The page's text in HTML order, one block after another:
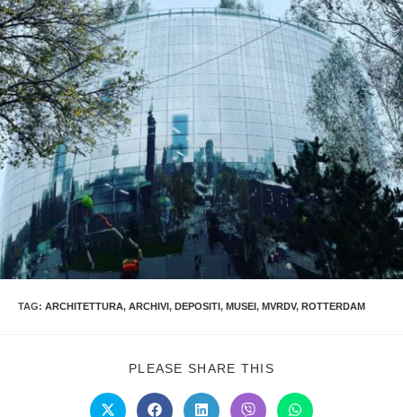
TAG: ARCHITETTURA, ARCHIVI , DEPOSITI , MUSEI , MVRDV, ROTTERDAM
PLEASE SHARE THIS